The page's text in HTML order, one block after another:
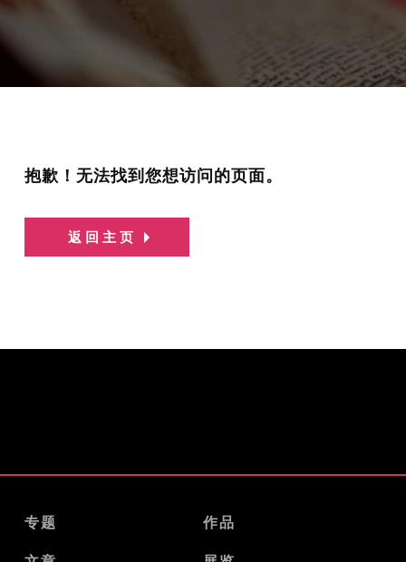
抱歉！无法找到您想访问的页面。
返回主页
专题 作品